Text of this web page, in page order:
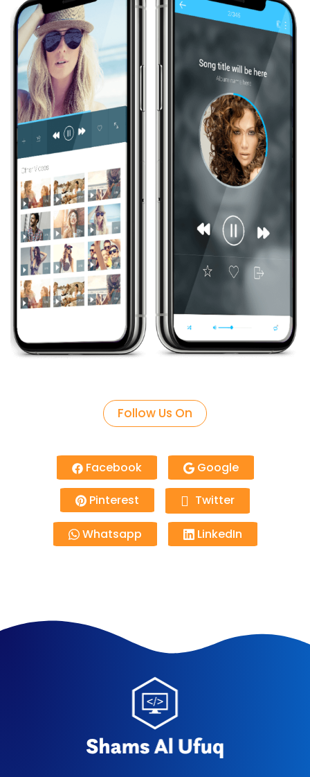
Follow Us On
Facebook Google
Pinterest Twitter
Whatsapp LinkedIn